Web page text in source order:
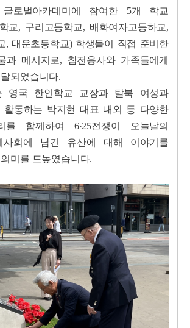
로벌아카데미에 참여한 5개 학교
교, 구리고등학교, 배화여자고등하교,
, 대운초등학교) 학생들이 직접 준비한
과 메시지로, 참전용사와 가족들에게
되었습니다.
영국 한인학교 교장과 탈북 여성과
활동하는 박지현 대표 내외 등 다양한
를 함께하여 6·25전쟁이 오늘날의
사회에 남긴 유산에 대해 이야기를
미를 드높였습니다.